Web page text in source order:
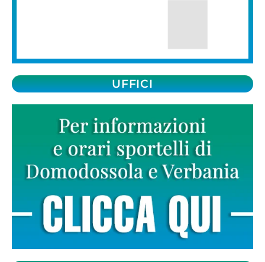
UFFICI